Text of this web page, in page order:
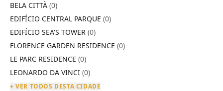
BELA CITTÀ (0)
EDIFÍCIO CENTRAL PARQUE (0)
EDIFÍCIO SEA'S TOWER (0)
FLORENCE GARDEN RESIDENCE (0)
LE PARC RESIDENCE (0)
LEONARDO DA VINCI (0)
+ VER TODOS DESTA CIDADE